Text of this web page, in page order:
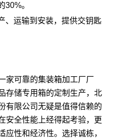
30%。
、运输到安装，提供交钥匙
家可靠的集装箱加工厂厂
存储专用箱的定制生产，北
有限公司无疑是值得信赖的
安全性能上经得起考验，更
应性和经济性。选择诚栋，